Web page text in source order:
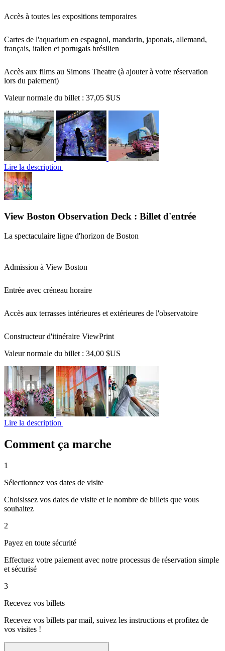
Accès à toutes les expositions temporaires
Cartes de l'aquarium en espagnol, mandarin, japonais, allemand,
français, italien et portugais brésilien
Accès aux films au Simons Theatre (à ajouter à votre réservation
lors du paiement)
Valeur normale du billet : 37,05 $US
Lire la description
View Boston Observation Deck : Billet d'entrée
La spectaculaire ligne d'horizon de Boston
Admission à View Boston
Entrée avec créneau horaire
Accès aux terrasses intérieures et extérieures de l'observatoire
Constructeur d'itinéraire ViewPrint
Valeur normale du billet : 34,00 $US
Lire la description
Comment ça marche
1
Sélectionnez vos dates de visite
Choisissez vos dates de visite et le nombre de billets que vous
souhaitez
2
Payez en toute sécurité
Effectuez votre paiement avec notre processus de réservation simple
et sécurisé
3
Recevez vos billets
Recevez vos billets par mail, suivez les instructions et profitez de
vos visites !